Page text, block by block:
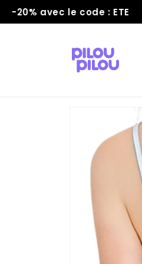
passer
au
avec le code : ETE
informations
produits